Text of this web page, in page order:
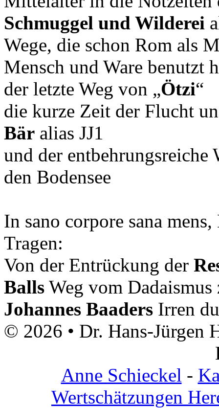
Schmuggel und Wilderei
Wege, die schon Rom als
Mensch und Ware benutzt
der letzte Weg von „Ötzi“
die kurze Zeit der Flucht
Bär alias JJ1
und der entbehrungsreiche
den Bodensee
In sano corpore sana mens,
Tragen:
Von der Entrückung der
Balls Weg vom
Johannes Baaders Irren
© 2026 • Dr. Hans-Jürgen
Anne Schieckel -
Wertschätzungen